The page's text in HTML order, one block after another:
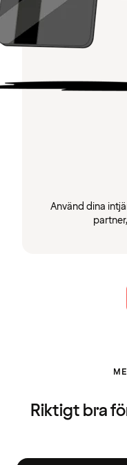
Använd dina
Riktigt bra